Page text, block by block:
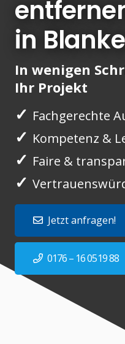
in
In wenigen
Ihr Projekt
✓ Fachgerechte
✓ Kompetenz &
✓ Faire &
✓
Jetzt anfragen!
0176 – 16 0519 88